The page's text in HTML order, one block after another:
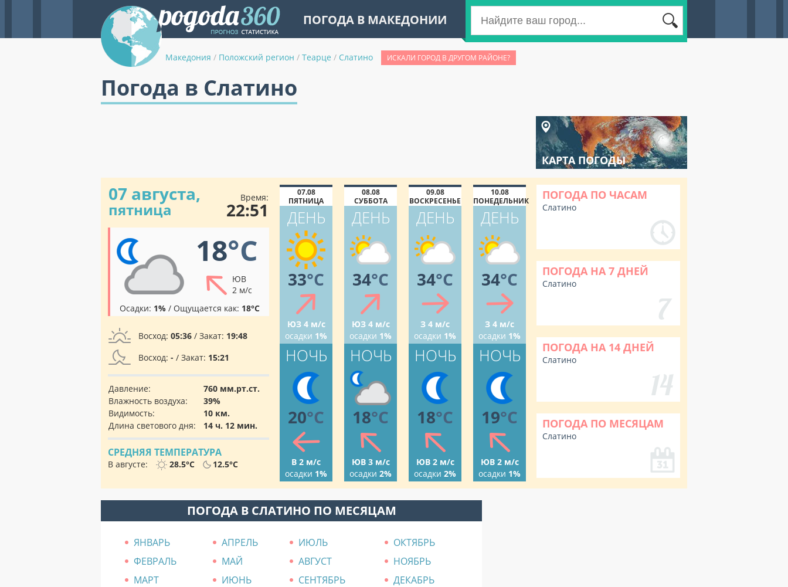
ПОГОДА В МАКЕДОНИИ
Македония / Положский регион / Теарце / Слатино ИСКАЛИ ГОРОД В ДРУГОМ РАЙОНЕ?
Погода в Слатино
КАРТА ПОГОДЫ
07 августа,
пятница
Время:
22:51
18°C
ЮВ
2 м/с
Осадки: 1% / Ощущается как: 18°C
Восход: 05:36 / Закат: 19:48
Восход: - / Закат: 15:21
Давление:
760 мм.рт.ст.
Влажность воздуха:
39%
Видимость:
10 км.
Длина светового дня:
14 ч. 12 мин.
СРЕДНЯЯ ТЕМПЕРАТУРА
В августе: 28.5°C 12.5°C
07.08
ПЯТНИЦА
ДЕНЬ
33°C
ЮЗ 4 м/с
осадки 1%
НОЧЬ
20°C
В 2 м/с
осадки 1%
08.08
СУББОТА
ДЕНЬ
34°C
ЮЗ 4 м/с
осадки 1%
НОЧЬ
18°C
ЮВ 3 м/с
осадки 2%
09.08
ВОСКРЕСЕНЬЕ
ДЕНЬ
34°C
З 4 м/с
осадки 1%
НОЧЬ
18°C
ЮВ 2 м/с
осадки 2%
10.08
ПОНЕДЕЛЬНИК
ДЕНЬ
34°C
З 4 м/с
осадки 1%
НОЧЬ
19°C
ЮВ 2 м/с
осадки 1%
ПОГОДА ПО ЧАСАМ
Слатино
ПОГОДА НА 7 ДНЕЙ
Слатино
ПОГОДА НА 14 ДНЕЙ
Слатино
ПОГОДА ПО МЕСЯЦАМ
Слатино
ПОГОДА В СЛАТИНО ПО МЕСЯЦАМ
ЯНВАРЬ АПРЕЛЬ ИЮЛЬ
ОКТЯБРЬ
ФЕВРАЛЬ
МАЙ АВГУСТ
НОЯБРЬ
МАРТ
ИЮНЬ СЕНТЯБРЬ ДЕКАБРЬ